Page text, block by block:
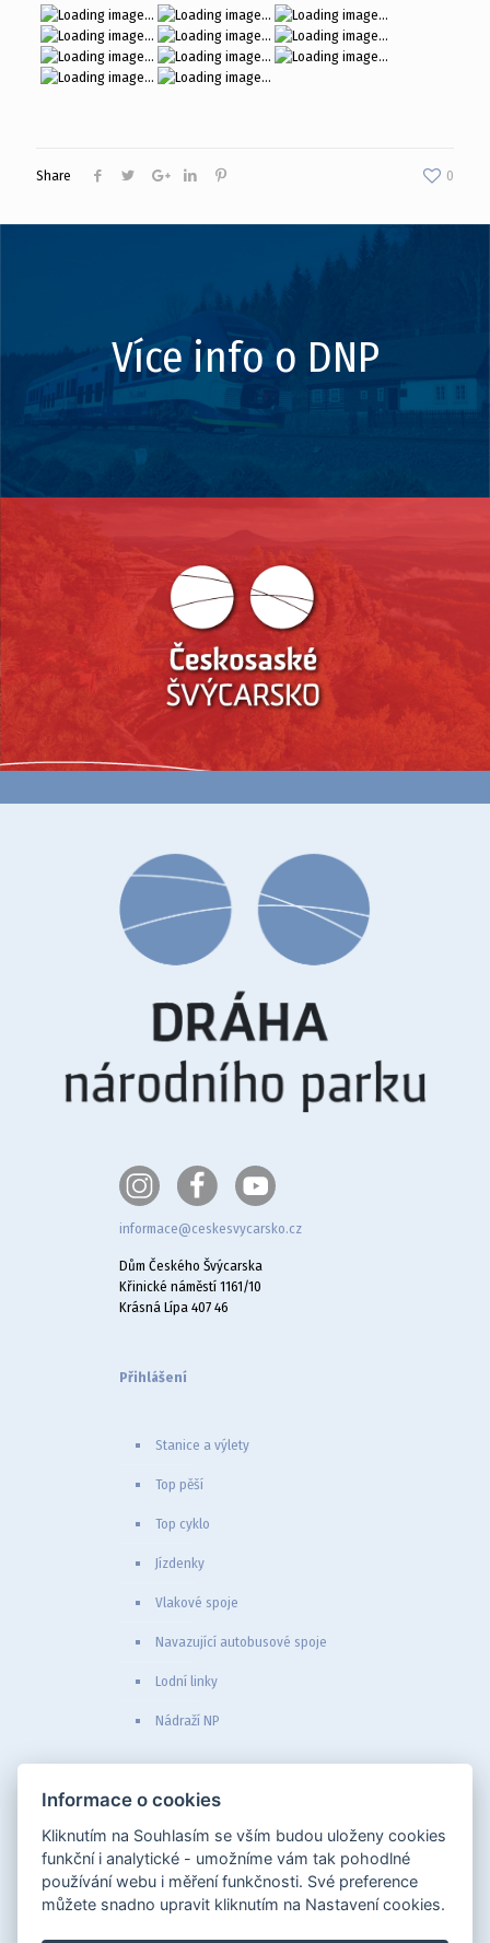
Share 0
Více info o DNP
informace@ceskesvycarsko.cz
Dům Českého Švýcarska
Křinické náměstí 1161/10
Krásná Lípa 407 46
Přihlášení
Stanice a výlety
Top pěší
Top cyklo
Jízdenky
Vlakové spoje
Navazující autobusové spoje
Lodní linky
Nádraží NP
České dráhy
České Švýcarsko o.p.s.
VVO
IDOS
Informace o cookies
Kliknutím na Souhlasím se vším budou uloženy cookies
funkční i analytické - umožníme vám tak pohodlné
používání webu i měření funkčnosti. Své preference
můžete snadno upravit kliknutím na Nastavení cookies.